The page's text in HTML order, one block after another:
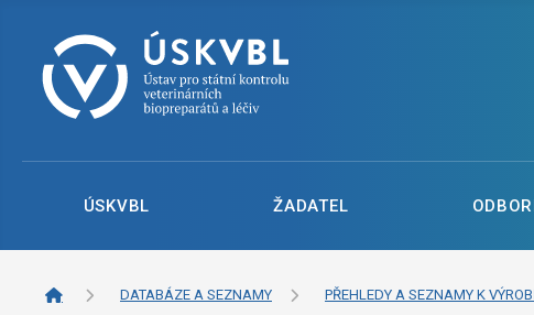
ÚSKVBL ŽADATEL
DATABÁZE A SEZNAMY PŘEHLEDY A SEZNAMY K